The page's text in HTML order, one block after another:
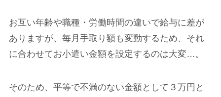
お互い年齢や職種・労働時間の違いで給与に差が
ありますが、毎月手取り額も変動するため、それ
に合わせてお小遣い金額を設定するのは大変…。
そのため、平等で不満のない金額として３万円と